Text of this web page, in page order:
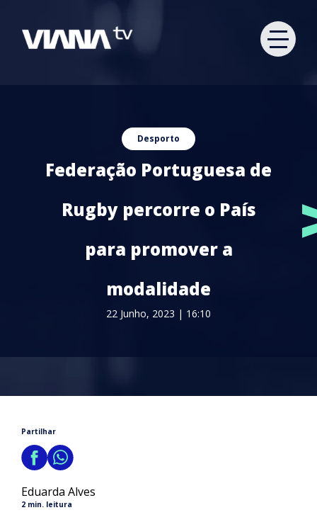
Desporto
Federação Portuguesa de
Rugby percorre o País
para promover a
modalidade
22 Junho, 2023 | 16:10
Partilhar
Eduarda Alves
2 min. leitura